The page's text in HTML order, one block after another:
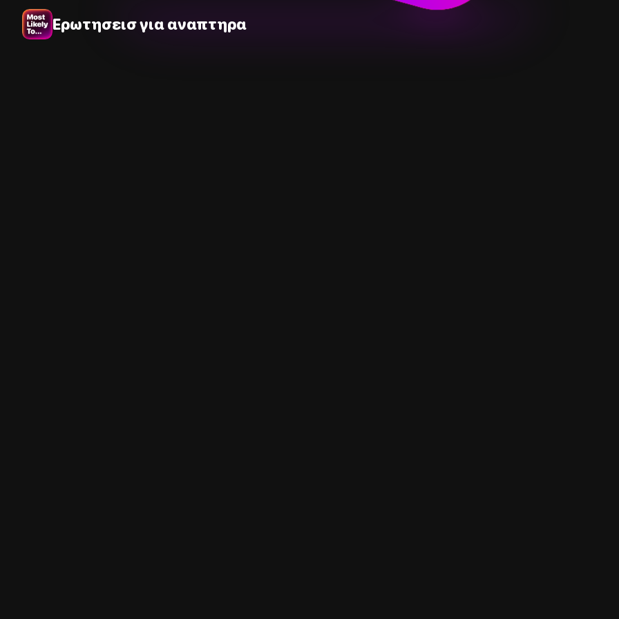
Ερωτησεισ για αναπτηρα